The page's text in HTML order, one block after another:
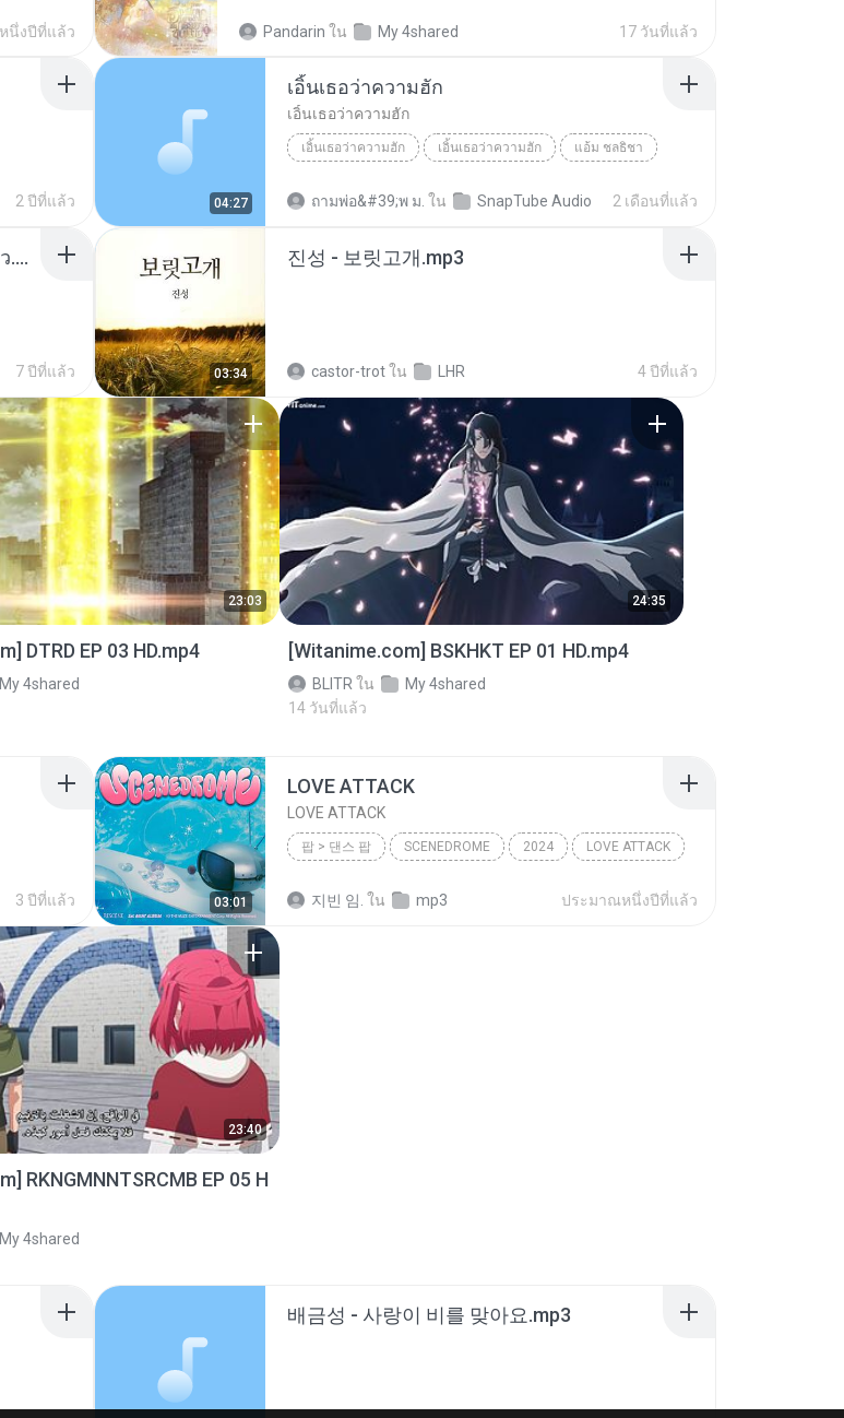
นึ่งปีที่แล้ว Pandarin ใน My 4shared 17 วันที่แล้ว
2 ปีที่แล้ว 04:27
เอิ้นเธอว่าความฮัก
เอิ้นเธอว่าความฮัก
เอิ้นเธอว่าความฮัก เอิ้นเธอว่าความฮัก แอ้ม ชลธิชา
ถามพ่อ&#39;พ ม. ใน SnapTube Audio 2 เดือนที่แล้ว
เมียน้อยเหงา พาเสียวค่ะ18+เล่าเรื่องเสียว.mp3
7 ปีที่แล้ว 03:34
진성 - 보릿고개.mp3
castor-trotใน LHR 4 ปีที่แล้ว
23:03
DTRD EP 03 HD.mp4
My 4shared
24:35
[Witanime.com] BSKHKT EP 01 HD.mp4
BLITR ใน
My 4shared
14 วันที่แล้ว
3 ปีที่แล้ว 03:01
LOVE ATTACK
LOVE ATTACK
팝 > 댄스 팝 SCENEDROME 2024 LOVE ATTACK
지빈 임. ใน mp3 ประมาณหนึ่งปีที่แล้ว
23:40
RKNGMNNTSRCMB EP 05 H
My 4shared
배금성 - 사랑이 비를 맞아요.mp3